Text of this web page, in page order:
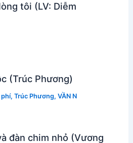
tôi (LV: Diễm
(Trúc Phương)
phí, Trúc Phương, VẦN N
đàn chim nhỏ (Vương